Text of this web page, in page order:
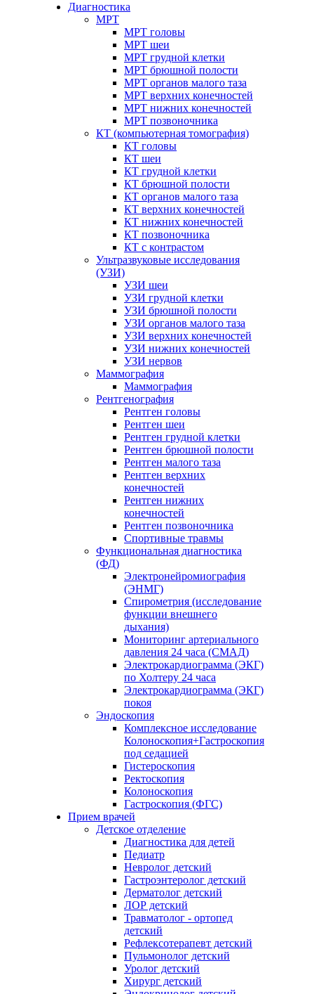
Диагностика
МРТ
МРТ головы
МРТ шеи
МРТ грудной клетки
МРТ брюшной полости
МРТ органов малого таза
МРТ верхних конечностей
МРТ нижних конечностей
МРТ позвоночника
КТ (компьютерная томография)
КТ головы
КТ шеи
КТ грудной клетки
КТ брюшной полости
КТ органов малого таза
КТ верхних конечностей
КТ нижних конечностей
КТ позвоночника
КТ с контрастом
Ультразвуковые исследования
(УЗИ)
УЗИ шеи
УЗИ грудной клетки
УЗИ брюшной полости
УЗИ органов малого таза
УЗИ верхних конечностей
УЗИ нижних конечностей
УЗИ нервов
Маммография
Маммография
Рентгенография
Рентген головы
Рентген шеи
Рентген грудной клетки
Рентген брюшной полости
Рентген малого таза
Рентген верхних
конечностей
Рентген нижних
конечностей
Рентген позвоночника
Спортивные травмы
Функциональная диагностика
(ФД)
Электронейромиография
(ЭНМГ)
Спирометрия (исследование
функции внешнего
дыхания)
Мониторинг артериального
давления 24 часа (СМАД)
Электрокардиограмма (ЭКГ)
по Холтеру 24 часа
Электрокардиограмма (ЭКГ)
покоя
Эндоскопия
Комплексное исследование
Колоноскопия+Гастроскопия
под седацией
Гистероскопия
Ректоскопия
Колоноскопия
Гастроскопия (ФГС)
Прием врачей
Детское отделение
Диагностика для детей
Педиатр
Невролог детский
Гастроэнтеролог детский
Дерматолог детский
ЛОР детский
Травматолог - ортопед
детский
Рефлексотерапевт детский
Пульмонолог детский
Уролог детский
Хирург детский